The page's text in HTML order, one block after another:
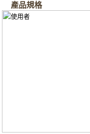
產品規格